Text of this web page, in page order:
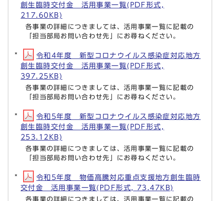
創生臨時交付金 活用事業一覧(PDF形式,
217.60KB)
各事業の詳細につきましては、活用事業一覧に記載の
「担当部局お問い合わせ先」にお尋ねください。
令和4年度 新型コロナウイルス感染症対応地方
創生臨時交付金 活用事業一覧(PDF形式,
397.25KB)
各事業の詳細につきましては、活用事業一覧に記載の
「担当部局お問い合わせ先」にお尋ねください。
令和5年度 新型コロナウイルス感染症対応地方
創生臨時交付金 活用事業一覧(PDF形式,
253.12KB)
各事業の詳細につきましては、活用事業一覧に記載の
「担当部局お問い合わせ先」にお尋ねください。
令和5年度 物価高騰対応重点支援地方創生臨時
交付金 活用事業一覧(PDF形式, 73.47KB)
各事業の詳細につきましては、活用事業一覧に記載の